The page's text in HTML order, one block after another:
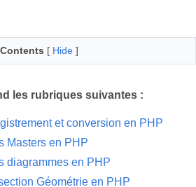
Contents [ Hide ]
les rubriques suivantes :
et conversion en PHP
Masters en PHP
diagrammes en PHP
Géométrie en PHP